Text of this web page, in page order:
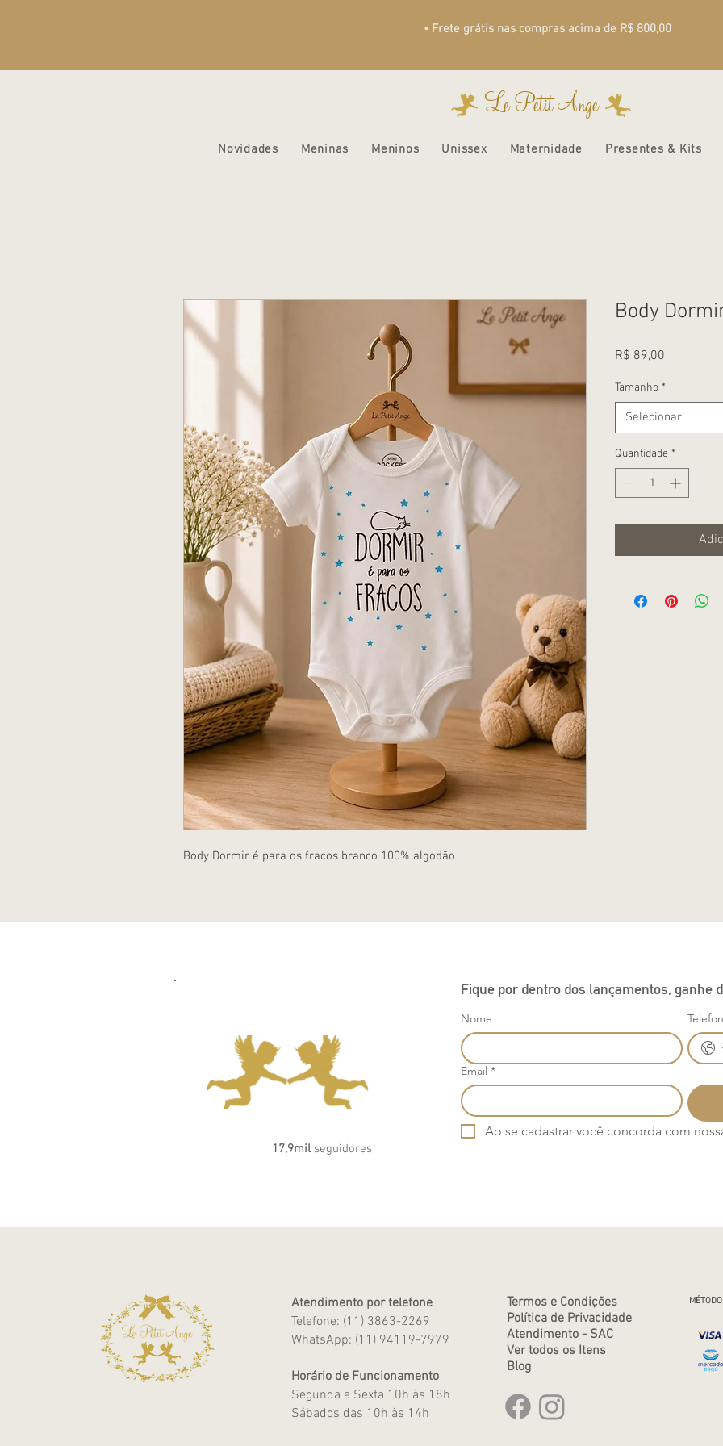
• Frete grátis nas compras acima de R$ 800,00
Le Petit Ange
Novidades Meninas Meninos Unissex Maternidade Presentes & Kits
Body Dormir é para os fracos branco 100% algodão
Body
R$ 89,00
Tamanho *
Selecionar
Quantidade *
17,9mil seguidores
Fique por dentro dos lançamentos, ganhe
Nome
Email *
Ao se cadastrar você concorda com
Atendimento por telefone
Telefone: (11) 3863-2269
WhatsApp: (11) 94119-7979
Horário de Funcionamento
Segunda a Sexta 10h às 18h
Sábados das 10h às 14h
Termos e Condições
Política de Privacidade
Atendimento - SAC
Ver todos os Itens
Blog